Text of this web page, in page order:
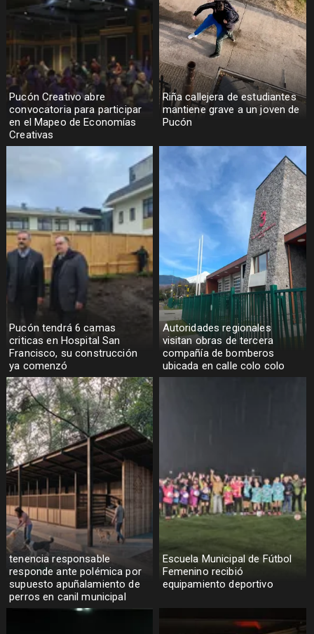
Pucón Creativo abre
convocatoria para participar
en el Mapeo de Economías
Creativas
Riña callejera de estudiantes
mantiene grave a un joven de
Pucón
Pucón tendrá 6 camas
criticas en Hospital San
Francisco, su construcción
ya comenzó
Autoridades regionales
visitan obras de tercera
compañía de bomberos
ubicada en calle colo colo
tenencia responsable
responde ante polémica por
supuesto apuñalamiento de
perros en canil municipal
Escuela Municipal de Fútbol
Femenino recibió
equipamiento deportivo